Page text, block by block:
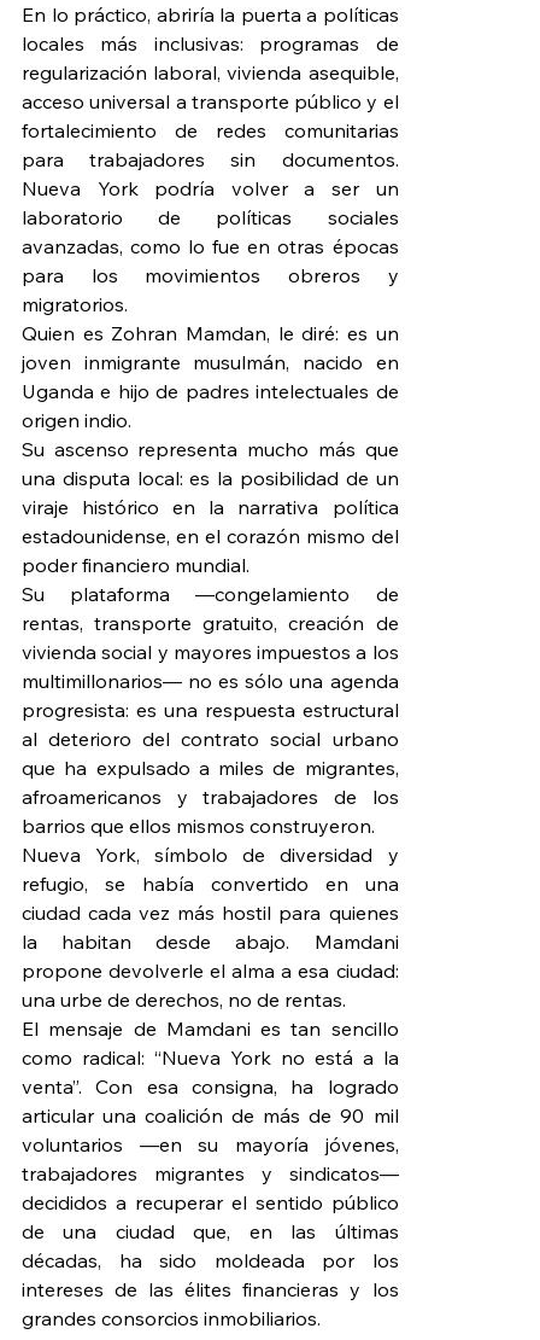
En lo práctico, abriría la puerta a políticas
locales más inclusivas: programas de
regularización laboral, vivienda asequible,
acceso universal a transporte público y el
fortalecimiento de redes comunitarias
para trabajadores sin documentos.
Nueva York podría volver a ser un
laboratorio de políticas sociales
avanzadas, como lo fue en otras épocas
para los movimientos obreros y
migratorios.
Quien es Zohran Mamdan, le diré: es un
joven inmigrante musulmán, nacido en
Uganda e hijo de padres intelectuales de
origen indio.
Su ascenso representa mucho más que
una disputa local: es la posibilidad de un
viraje histórico en la narrativa política
estadounidense, en el corazón mismo del
poder financiero mundial.
Su plataforma —congelamiento de
rentas, transporte gratuito, creación de
vivienda social y mayores impuestos a los
multimillonarios— no es sólo una agenda
progresista: es una respuesta estructural
al deterioro del contrato social urbano
que ha expulsado a miles de migrantes,
afroamericanos y trabajadores de los
barrios que ellos mismos construyeron.
Nueva York, símbolo de diversidad y
refugio, se había convertido en una
ciudad cada vez más hostil para quienes
la habitan desde abajo. Mamdani
propone devolverle el alma a esa ciudad:
una urbe de derechos, no de rentas.
El mensaje de Mamdani es tan sencillo
como radical: “Nueva York no está a la
venta”. Con esa consigna, ha logrado
articular una coalición de más de 90 mil
voluntarios —en su mayoría jóvenes,
trabajadores migrantes y sindicatos—
decididos a recuperar el sentido público
de una ciudad que, en las últimas
décadas, ha sido moldeada por los
intereses de las élites financieras y los
grandes consorcios inmobiliarios.